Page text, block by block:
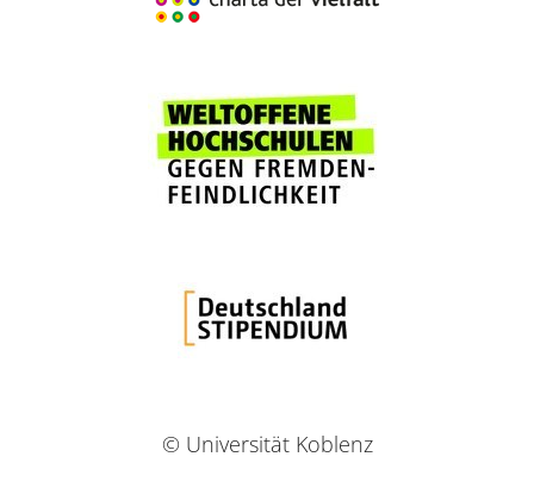
© Universität Koblenz